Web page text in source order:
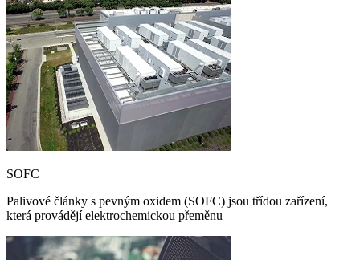
SOFC
Palivové články s pevným oxidem (SOFC) jsou třídou zařízení,
která provádějí elektrochemickou přeměnu